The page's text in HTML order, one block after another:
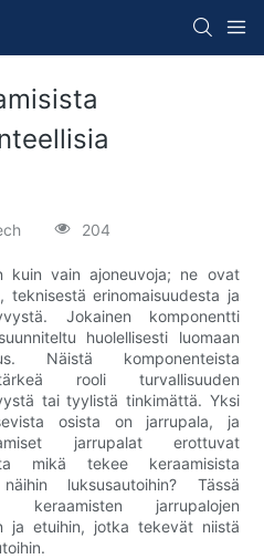
204
kuin vain ajoneuvoja; ne ovat
teknisestä erinomaisuudesta ja
Jokainen komponentti
huolellisesti luomaan
Näistä komponenteista
rooli turvallisuuden
tai tyylistä tinkimättä. Yksi
osista on jarrupala, ja
jarrupalat erottuvat
mikä tekee keraamisista
luksusautoihin? Tässä
keraamisten jarrupalojen
ja etuihin, jotka tekevät niistä